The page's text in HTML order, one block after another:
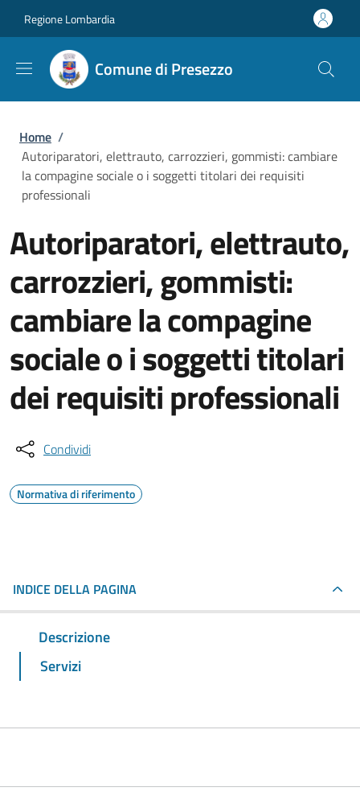
Regione Lombardia
Comune di Presezzo
Briciole di pane
Home /
Autoriparatori, elettrauto, carrozzieri, gommisti: cambiare
la compagine sociale o i soggetti titolari dei requisiti
professionali
Autoriparatori, elettrauto,
carrozzieri, gommisti:
cambiare la compagine
sociale o i soggetti titolari
dei requisiti professionali
Condividi
Normativa di riferimento
INDICE DELLA PAGINA
Descrizione
Servizi